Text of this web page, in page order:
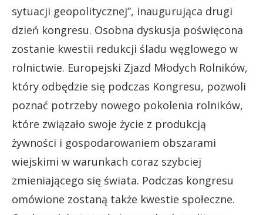
sytuacji geopolitycznej”, inaugurująca drugi
dzień kongresu. Osobna dyskusja poświęcona
zostanie kwestii redukcji śladu węglowego w
rolnictwie. Europejski Zjazd Młodych Rolników,
który odbędzie się podczas Kongresu, pozwoli
poznać potrzeby nowego pokolenia rolników,
które związało swoje życie z produkcją
żywności i gospodarowaniem obszarami
wiejskimi w warunkach coraz szybciej
zmieniającego się świata. Podczas kongresu
omówione zostaną także kwestie społeczne.